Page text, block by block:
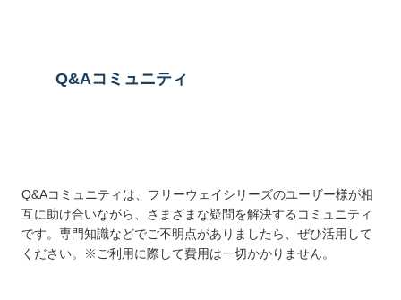
Q&Aコミュニティ
Q&Aコミュニティは、フリーウェイシリーズのユーザー様が相
互に助け合いながら、さまざまな疑問を解決するコミュニティ
です。専門知識などでご不明点がありましたら、ぜひ活用して
ください。※ご利用に際して費用は一切かかりません。